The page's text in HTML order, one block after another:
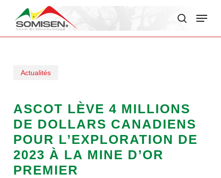
Menu
Actualités
ASCOT LÈVE 4 MILLIONS
DE DOLLARS CANADIENS
POUR L’EXPLORATION DE
2023 À LA MINE D’OR
PREMIER